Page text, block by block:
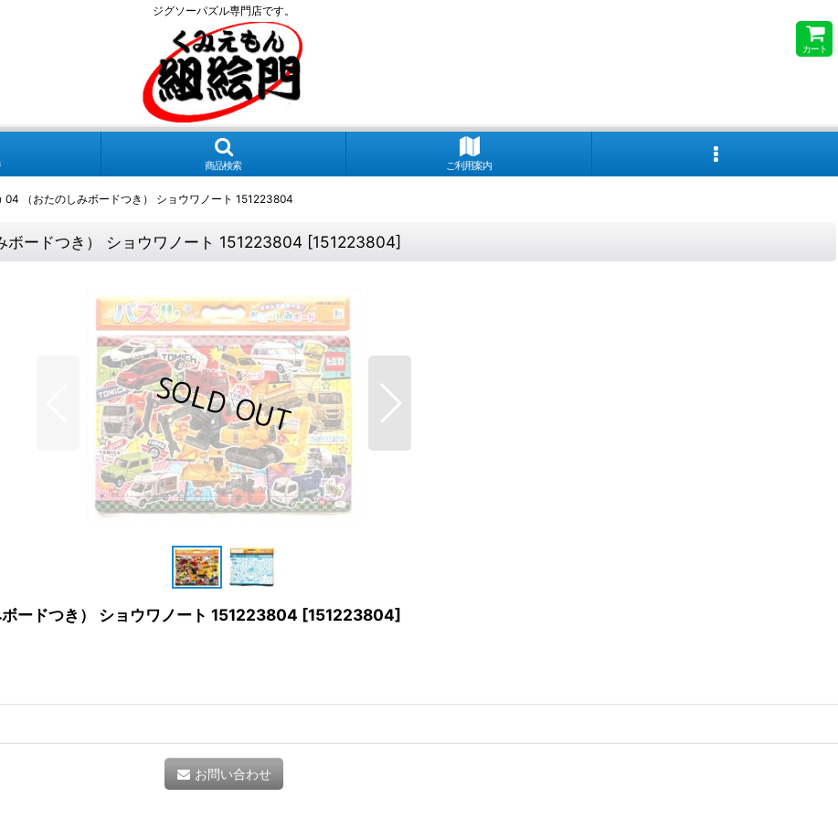
ジグソーパズル専門店です。
カート
商品検索 ご利用案内
（おたのしみボードつき） ショウワノート 151223804
ードつき） ショウワノート 151223804 [151223804]
ードつき） ショウワノート 151223804 [151223804]
お問い合わせ